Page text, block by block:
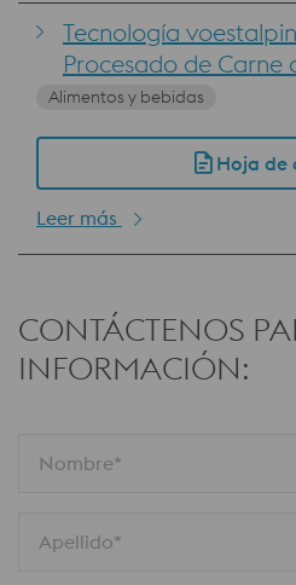
Tecnología
Procesado de Carne
Alimentos y bebidas
Hoja de
Leer más
CONTÁCTENOS
INFORMACIÓN:
Nombre*
Apellido*